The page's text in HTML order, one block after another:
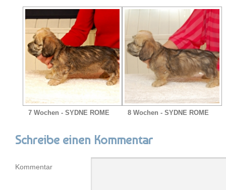
7 Wochen - SYDNE ROME 8 Wochen - SYDNE ROME
Schreibe einen Kommentar
Kommentar